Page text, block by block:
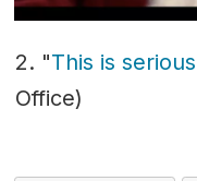
2. "This is serious
Office)